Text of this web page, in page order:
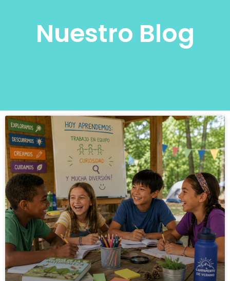
Nuestro Blog